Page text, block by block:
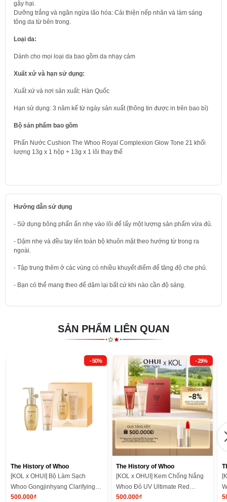
gây hại.
Dưỡng trắng và ngăn ngừa lão hóa: Cải thiện nếp nhăn và làm sáng
tông da từ bên trong.
Loại da:
Dành cho mọi loại da bao gồm da nhạy cảm
Xuất xứ và hạn sử dụng:
Xuất xứ và nơi sản xuất: Hàn Quốc
Hạn sử dụng: 3 năm kể từ ngày sản xuất (thông tin được in trên bao bì)
Bộ sản phẩm bao gồm
Phấn Nước Cushion The Whoo Royal Complexion Glow Tone 21 khối
lượng 13g x 1 hộp + 13g x 1 lõi thay thế
Hướng dẫn sử dụng
- Sử dụng bông phấn ấn nhẹ vào lõi để lấy một lượng sản phẩm vừa đủ.
- Dặm nhẹ và đều tay lên toàn bộ khuôn mặt theo hướng từ trong ra
ngoài.
- Tập trung thêm ở các vùng có nhiều khuyết điểm để tăng độ che phủ.
- Bạn có thể mang theo để dặm lại bất cứ khi nào cần độ sáng.
SẢN PHẨM LIÊN QUAN
- 50%
The History of Whoo
[KOL x OHUI] Bộ Làm Sạch
Whoo Gongjinhyang Clarifying
Cleansing Duo Kit
500.000₫
- 29%
The History of Whoo
[KOL x OHUI] Kem Chống Nắng
Whoo Đỏ UV Ultimate Red
Vitamin Sunscreen SE 25ml
500.000₫